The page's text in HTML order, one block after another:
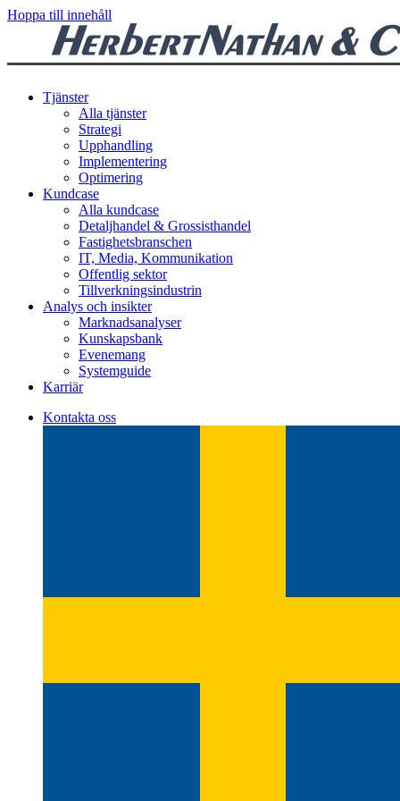
Hoppa till innehåll
Tjänster
Alla tjänster
Strategi
Upphandling
Implementering
Optimering
Kundcase
Alla kundcase
Detaljhandel & Grossisthandel
Fastighetsbranschen
IT, Media, Kommunikation
Offentlig sektor
Tillverkningsindustrin
Analys och insikter
Marknadsanalyser
Kunskapsbank
Evenemang
Systemguide
Karriär
Kontakta oss